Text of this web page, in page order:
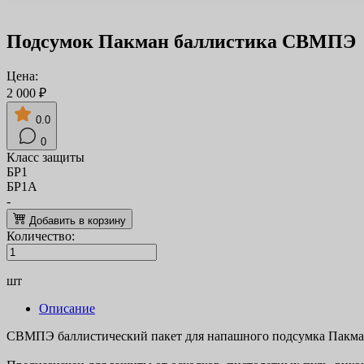
Подсумок Пакман баллистика СВМПЭ
Цена:
2 000 ₽
0.0
0
Класс защиты
БР1
БР1А
-
Добавить в корзину
Количество:
шт
Описание
СВМПЭ баллистический пакет для напашного подсумка